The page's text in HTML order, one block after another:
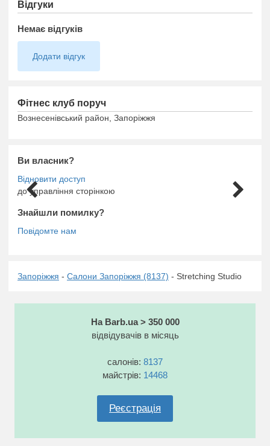
Відгуки
Немає відгуків
Додати відгук
Фітнес клуб поруч
Вознесенівський район, Запоріжжя
Ви власник?
до управління сторінкою
Знайшли помилку?
Запоріжжя - Салони Запоріжжя (8137) - Stretching Studio
На Barb.ua > 350 000
відвідувачів в місяць
салонів: 8137
майстрів: 14468
Реєстрація